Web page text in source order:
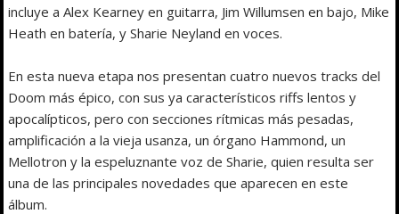
incluye a Alex Kearney en guitarra, Jim Willumsen en bajo, Mike
Heath en batería, y Sharie Neyland en voces.
En esta nueva etapa nos presentan cuatro nuevos tracks del
Doom más épico, con sus ya característicos riffs lentos y
apocalípticos, pero con secciones rítmicas más pesadas,
amplificación a la vieja usanza, un órgano Hammond, un
Mellotron y la espeluznante voz de Sharie, quien resulta ser
una de las principales novedades que aparecen en este
álbum.